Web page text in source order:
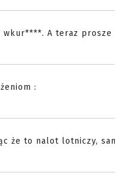
wkur****. A teraz
:
że to nalot lotniczy,